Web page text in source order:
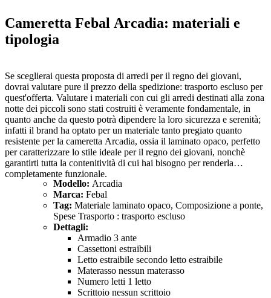
Cameretta Febal Arcadia: materiali e
tipologia
Se sceglierai questa proposta di arredi per il regno dei giovani,
dovrai valutare pure il prezzo della spedizione: trasporto escluso per
quest'offerta. Valutare i materiali con cui gli arredi destinati alla zona
notte dei piccoli sono stati costruiti è veramente fondamentale, in
quanto anche da questo potrà dipendere la loro sicurezza e serenità;
infatti il brand ha optato per un materiale tanto pregiato quanto
resistente per la cameretta Arcadia, ossia il laminato opaco, perfetto
per caratterizzare lo stile ideale per il regno dei giovani, nonchè
garantirti tutta la contenitività di cui hai bisogno per renderla
completamente funzionale.
Modello: Arcadia
Marca: Febal
Tag: Materiale laminato opaco, Composizione a ponte,
Spese Trasporto : trasporto escluso
Dettagli:
Armadio 3 ante
Cassettoni estraibili
Letto estraibile secondo letto estraibile
Materasso nessun materasso
Numero letti 1 letto
Scrittoio nessun scrittoio